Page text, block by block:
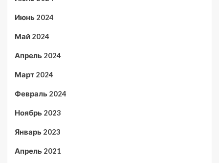
Июнь 2024
Май 2024
Апрель 2024
Март 2024
Февраль 2024
Ноябрь 2023
Январь 2023
Апрель 2021